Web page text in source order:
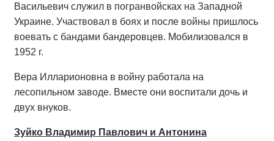
Васильевич служил в погранвойсках на Западной
Украине. Участвовал в боях и после войны пришлось
воевать с бандами бандеровцев. Мобилизовался в
1952 г.
Вера Илларионовна в войну работала на
лесопильном заводе. Вместе они воспитали дочь и
двух внуков.
Зуйко Владимир Павлович и Антонина